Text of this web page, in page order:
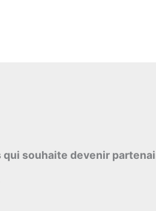
qui souhaite devenir